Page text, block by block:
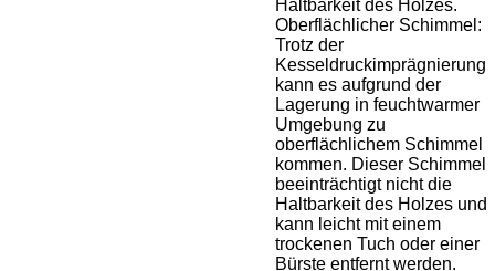
Haltbarkeit des Holzes.
Oberflächlicher Schimmel:
Trotz der
Kesseldruckimprägnierung
kann es aufgrund der
Lagerung in feuchtwarmer
Umgebung zu
oberflächlichem Schimmel
kommen. Dieser Schimmel
beeinträchtigt nicht die
Haltbarkeit des Holzes und
kann leicht mit einem
trockenen Tuch oder einer
Bürste entfernt werden.